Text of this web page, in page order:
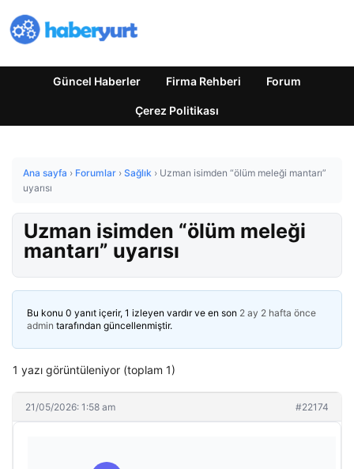
Güncel Haberler Firma Rehberi Forum
Çerez Politikası
Ana sayfa › Forumlar › Sağlık › Uzman isimden “ölüm meleği mantarı”
uyarısı
Uzman isimden “ölüm meleği
mantarı” uyarısı
Bu konu 0 yanıt içerir, 1 izleyen vardır ve en son 2 ay 2 hafta önce
admin tarafından güncellenmiştir.
1 yazı görüntüleniyor (toplam 1)
21/05/2026: 1:58 am #22174